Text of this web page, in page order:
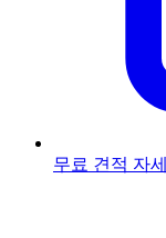
무료 견적 자